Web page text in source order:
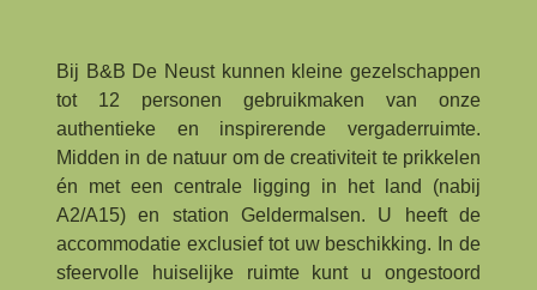
Bij B&B De Neust kunnen kleine gezelschappen
tot 12 personen gebruikmaken van onze
authentieke en inspirerende vergaderruimte.
Midden in de natuur om de creativiteit te prikkelen
én met een centrale ligging in het land (nabij
A2/A15) en station Geldermalsen. U heeft de
accommodatie exclusief tot uw beschikking. In de
sfeervolle huiselijke ruimte kunt u ongestoord